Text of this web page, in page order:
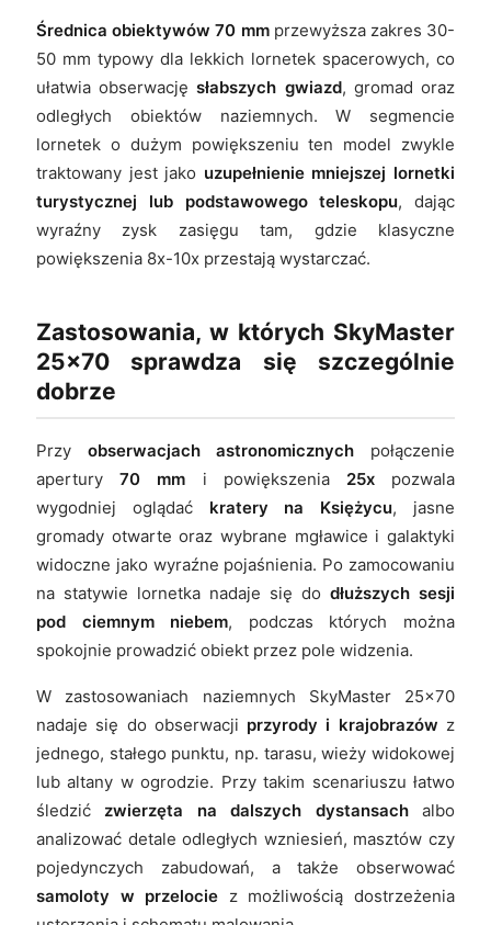
Średnica obiektywów 70 mmprzewyższa zakres 30-
50 mm typowy dla lekkich lornetek spacerowych, co
ułatwia obserwacjęsłabszych gwiazd, gromad oraz
odległych obiektów naziemnych. W segmencie
lornetek o dużym powiększeniu ten model zwykle
traktowany jest jako uzupełnienie mniejszej lornetki
turystycznej lub podstawowego teleskopu, dając
wyraźny zysk zasięgu tam, gdzie klasyczne
powiększenia 8x-10x przestają wystarczać.
Zastosowania, w których SkyMaster
25x70 sprawdza się szczególnie
dobrze
Przy obserwacjach astronomicznych połączenie
apertury70 mm i powiększenia 25xpozwala
wygodniej oglądać kratery na Księżycu, jasne
gromady otwarte oraz wybrane mgławice i galaktyki
widoczne jako wyraźne pojaśnienia. Po zamocowaniu
na statywie lornetka nadaje się do dłuższych sesji
pod ciemnym niebem, podczas których można
spokojnie prowadzić obiekt przez pole widzenia.
W zastosowaniach naziemnych SkyMaster 25x70
nadaje się do obserwacji przyrody i krajobrazów z
jednego, stałego punktu, np. tarasu, wieży widokowej
lub altany w ogrodzie. Przy takim scenariuszu łatwo
śledzić zwierzęta na dalszych dystansachalbo
analizować detale odległych wzniesień, masztów czy
pojedynczych zabudowań, a także obserwować
samoloty w przelocie z możliwością dostrzeżenia